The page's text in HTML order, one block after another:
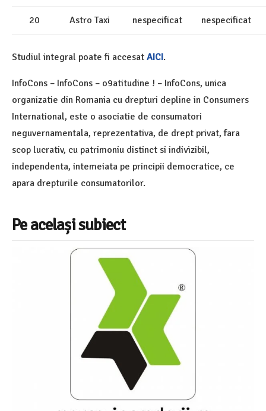
20 Astro Taxi nespecificat nespecificat
Studiul integral poate fi accesat AICI.
InfoCons – InfoCons – o9atitudine ! – InfoCons, unica
organizatie din Romania cu drepturi depline in Consumers
International, este o asociatie de consumatori
neguvernamentala, reprezentativa, de drept privat, fara
scop lucrativ, cu patrimoniu distinct si indivizibil,
independenta, intemeiata pe principii democratice, ce
apara drepturile consumatorilor.
Pe același subiect